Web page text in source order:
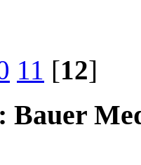
11 [12]
Bauer